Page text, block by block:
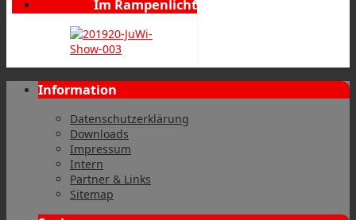
Im Rampenlicht
Information
Datenschutzerklärung
Downloads
Impressum
Intern
Partner & Links
Sitemap